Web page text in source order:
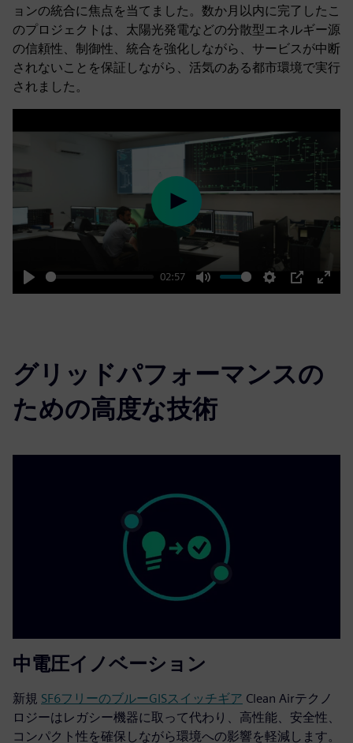
ョンの統合に焦点を当てました。数か月以内に完了したこ
のプロジェクトは、太陽光発電などの分散型エネルギー源
の信頼性、制御性、統合を強化しながら、サービスが中断
されないことを保証しながら、活気のある都市環境で実行
されました。
Play
02:57
Mute Settings
PIP
Enter
Play
グリッドパフォーマンスの
ための高度な技術
中電圧イノベーション
新規 SF6フリーのブルーGISスイッチギア Clean Airテクノ
ロジーはレガシー機器に取って代わり、高性能、安全性、
コンパクト性を確保しながら環境への影響を軽減します。